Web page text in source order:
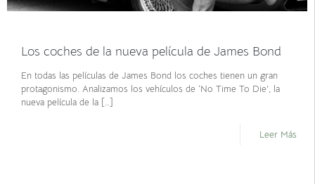
Los coches de la nueva película de James Bond
En todas las películas de James Bond los coches tienen un gran
protagonismo. Analizamos los vehículos de ‘No Time To Die’, la
nueva película de la […]
Leer Más